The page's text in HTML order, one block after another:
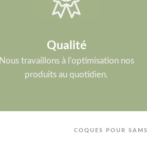
Qualité
Nous travaillons à l'optimisation nos
produits au quotidien.
COQUES POUR